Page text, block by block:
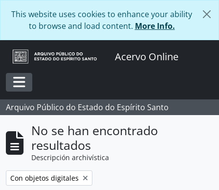
This website uses cookies to enhance your ability
to browse and load content. More Info.
Acervo Online
Toggle navigation
Arquivo Público do Estado do Espírito Santo
No se han encontrado
resultados
Descripción archivística
Remove filter:
Con objetos digitales